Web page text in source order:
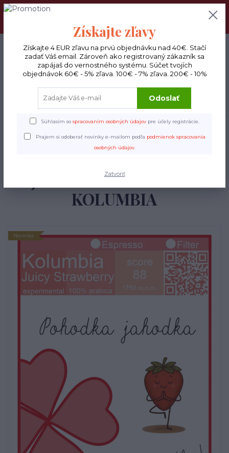
DOPRAVA ZADARMO : Od 30€ objednávky (Packeta BOX ), 50€
VERNOSTNOM PROGRAME!
Menu
EUR
JUICY STRAWBERRY -
KOLUMBIA
Novinka
Získajte zľavy
Získajte 4 EUR zľavu na prvú objednávku nad 40€. Stačí
zadať Váš email. Zároveň ako registrovaný zákazník sa
zapájaš do vernostného systému. Súčet tvojích
objednávok 60€ - 5% zľava. 100€ - 7% zľava. 200€ - 10%
Odoslať
Súhlasím so spracovaním osobných údajov pre účely registrácie.
Prajem si odoberať novinky e-mailom podľa podmienok spracovania
osobných údajov.
Zatvoriť